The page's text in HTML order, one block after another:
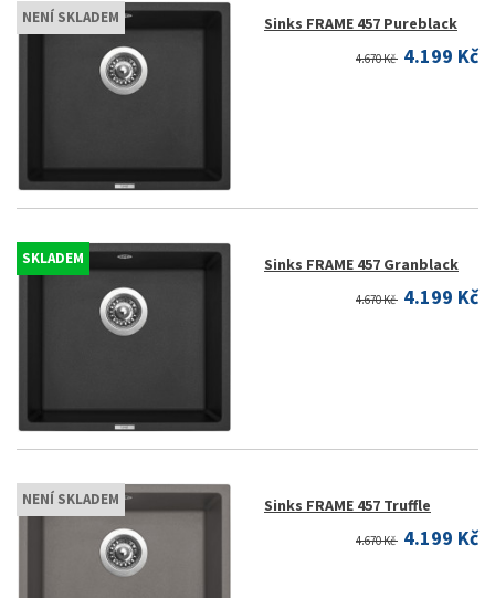
NENÍ SKLADEM Sinks FRAME 457 Pureblack
4.670 Kč 4.199 Kč
SKLADEM Sinks FRAME 457 Granblack
4.670 Kč 4.199 Kč
NENÍ SKLADEM Sinks FRAME 457 Truffle
4.670 Kč 4.199 Kč